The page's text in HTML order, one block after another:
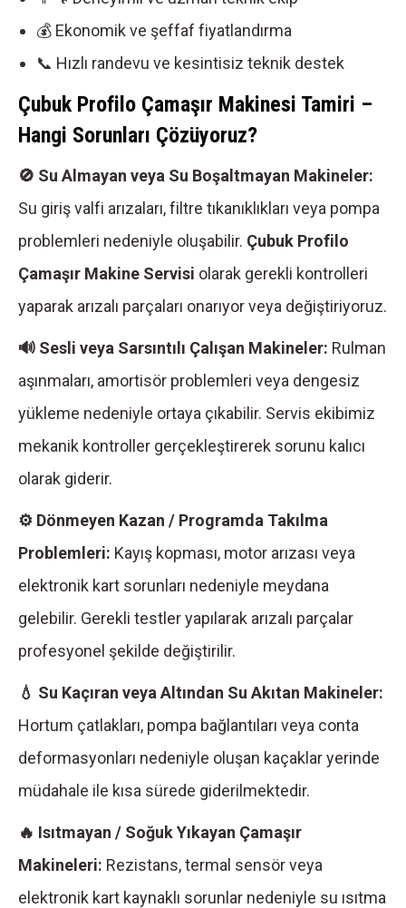
💰 Ekonomik ve şeffaf fiyatlandırma
📞 Hızlı randevu ve kesintisiz teknik destek
Çubuk Profilo Çamaşır Makinesi Tamiri –
Hangi Sorunları Çözüyoruz?
🚫 Su Almayan veya Su Boşaltmayan Makineler:
Su giriş valfi arızaları, filtre tıkanıklıkları veya pompa
problemleri nedeniyle oluşabilir. Çubuk Profilo
Çamaşır Makine Servisi olarak gerekli kontrolleri
yaparak arızalı parçaları onarıyor veya değiştiriyoruz.
🔊 Sesli veya Sarsıntılı Çalışan Makineler: Rulman
aşınmaları, amortisör problemleri veya dengesiz
yükleme nedeniyle ortaya çıkabilir. Servis ekibimiz
mekanik kontroller gerçekleştirerek sorunu kalıcı
olarak giderir.
⚙ Dönmeyen Kazan / Programda Takılma
Problemleri: Kayış kopması, motor arızası veya
elektronik kart sorunları nedeniyle meydana
gelebilir. Gerekli testler yapılarak arızalı parçalar
profesyonel şekilde değiştirilir.
💧 Su Kaçıran veya Altından Su Akıtan Makineler:
Hortum çatlakları, pompa bağlantıları veya conta
deformasyonları nedeniyle oluşan kaçaklar yerinde
müdahale ile kısa sürede giderilmektedir.
🔥 Isıtmayan / Soğuk Yıkayan Çamaşır
Makineleri: Rezistans, termal sensör veya
elektronik kart kaynaklı sorunlar nedeniyle su ısıtma